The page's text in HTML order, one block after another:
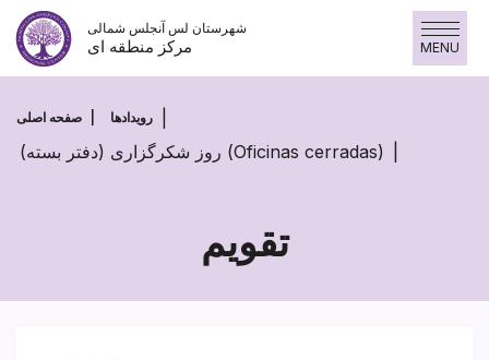
Skip
to
content
شهرستان لس آنجلس شمالی
مرکز منطقه ای MENU
صفحه اصلی رویدادها
روز شکرگزاری (دفتر بسته) (Oficinas cerradas)
تقویم